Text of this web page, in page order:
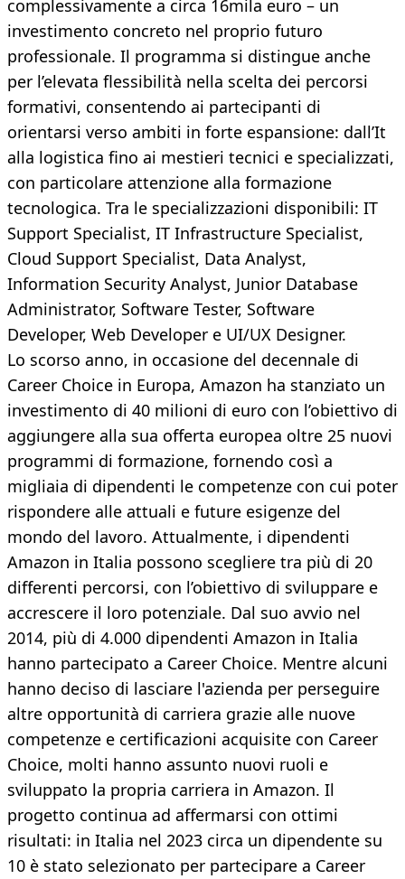
complessivamente a circa 16mila euro – un
investimento concreto nel proprio futuro
professionale. Il programma si distingue anche
per l’elevata flessibilità nella scelta dei percorsi
formativi, consentendo ai partecipanti di
orientarsi verso ambiti in forte espansione: dall’It
alla logistica fino ai mestieri tecnici e specializzati,
con particolare attenzione alla formazione
tecnologica. Tra le specializzazioni disponibili: IT
Support Specialist, IT Infrastructure Specialist,
Cloud Support Specialist, Data Analyst,
Information Security Analyst, Junior Database
Administrator, Software Tester, Software
Developer, Web Developer e UI/UX Designer.
Lo scorso anno, in occasione del decennale di
Career Choice in Europa, Amazon ha stanziato un
investimento di 40 milioni di euro con l’obiettivo di
aggiungere alla sua offerta europea oltre 25 nuovi
programmi di formazione, fornendo così a
migliaia di dipendenti le competenze con cui poter
rispondere alle attuali e future esigenze del
mondo del lavoro. Attualmente, i dipendenti
Amazon in Italia possono scegliere tra più di 20
differenti percorsi, con l’obiettivo di sviluppare e
accrescere il loro potenziale. Dal suo avvio nel
2014, più di 4.000 dipendenti Amazon in Italia
hanno partecipato a Career Choice. Mentre alcuni
hanno deciso di lasciare l'azienda per perseguire
altre opportunità di carriera grazie alle nuove
competenze e certificazioni acquisite con Career
Choice, molti hanno assunto nuovi ruoli e
sviluppato la propria carriera in Amazon. Il
progetto continua ad affermarsi con ottimi
risultati: in Italia nel 2023 circa un dipendente su
10 è stato selezionato per partecipare a Career